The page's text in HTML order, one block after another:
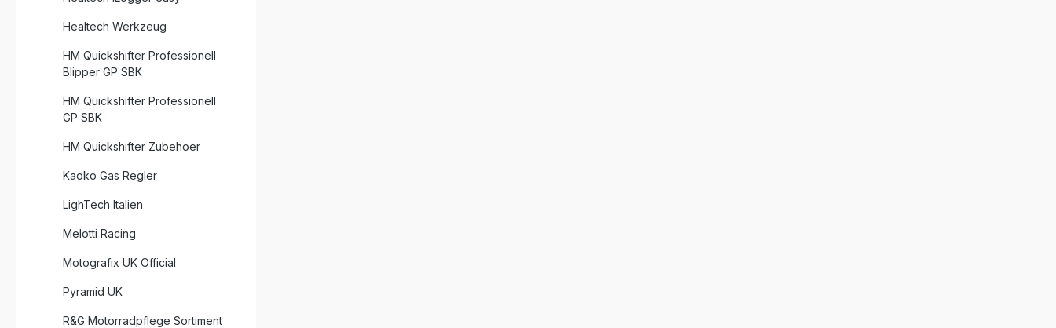
Healtech Werkzeug
HM Quickshifter Professionell
Blipper GP SBK
HM Quickshifter Professionell
GP SBK
HM Quickshifter Zubehoer
Kaoko Gas Regler
LighTech Italien
Melotti Racing
Motografix UK Official
Pyramid UK
R&G Motorradpflege Sortiment